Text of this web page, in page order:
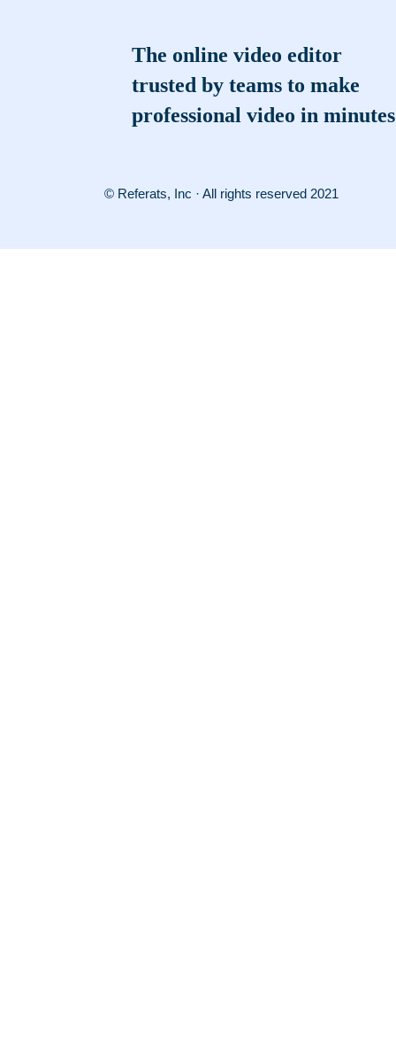
The online video editor
trusted by teams to make
professional video in minutes
© Referats, Inc · All rights reserved 2021